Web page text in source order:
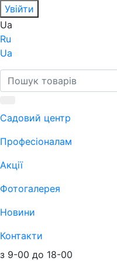
Увійти
Ua
Ru
Ua
Садовий центр
Професіоналам
Акції
Фотогалерея
Новини
Контакти
з 9-00 до 18-00